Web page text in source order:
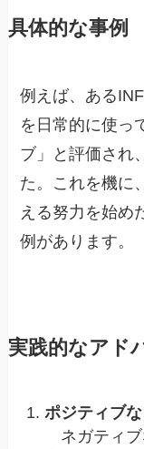
具体的な事例
例えば、ある
を日常的に使っ
ブ」と評価され
た。これを機に
える努力を始め
例があります。
実践的なアド
ポジティブ
ネガティブ